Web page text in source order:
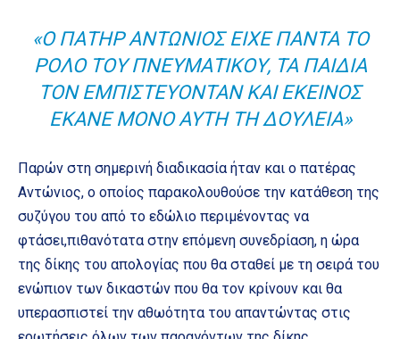
«Ο ΠΑΤΉΡ ΑΝΤΏΝΙΟΣ ΕΊΧΕ ΠΆΝΤΑ ΤΟ
ΡΌΛΟ ΤΟΥ ΠΝΕΥΜΑΤΙΚΟΎ, ΤΑ ΠΑΙΔΙΆ
ΤΟΝ ΕΜΠΙΣΤΕΎΟΝΤΑΝ ΚΑΙ ΕΚΕΊΝΟΣ
ΈΚΑΝΕ ΜΌΝΟ ΑΥΤΉ ΤΗ ΔΟΥΛΕΙΆ»
Παρών στη σημερινή διαδικασία ήταν και ο πατέρας
Αντώνιος, ο οποίος παρακολουθούσε την κατάθεση της
συζύγου του από το εδώλιο περιμένοντας να
φτάσει,πιθανότατα στην επόμενη συνεδρίαση, η ώρα
της δίκης του απολογίας που θα σταθεί με τη σειρά του
ενώπιον των δικαστών που θα τον κρίνουν και θα
υπερασπιστεί την αθωότητα του απαντώντας στις